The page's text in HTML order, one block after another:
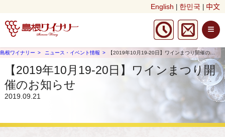
English 한민국 中文
≡
島根ワイナリー ニュース・イベント情報 【2019年10月19-20日】ワインまつり開催のお知らせ
【2019年10月19-20日】ワインまつり開
催のお知らせ
2019.09.21